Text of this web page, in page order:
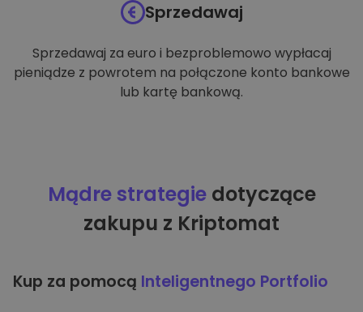
Sprzedawaj
Sprzedawaj za euro i bezproblemowo wypłacaj
pieniądze z powrotem na połączone konto bankowe
lub kartę bankową.
Mądre strategiedotyczące
zakupu z Kriptomat
Kup za pomocą Inteligentnego Portfolio